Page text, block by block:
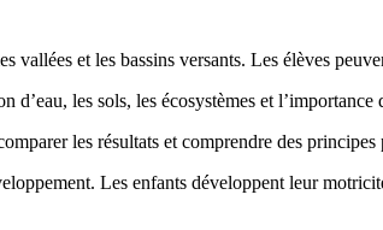
et les bassins versants. Les élèves
les sols, les écosystèmes et
les résultats et comprendre des
Les enfants développent leur